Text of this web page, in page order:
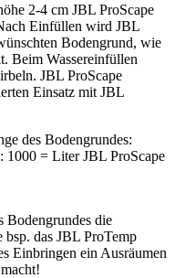
2-4 cm JBL ProScape
Einfüllen wird JBL
Bodengrund, wie
Beim Wassereinfüllen
JBL ProScape
Einsatz mit JBL
des Bodengrundes:
1000 = Liter JBL ProScape
Bodengrundes die
das JBL ProTemp
Einbringen ein Ausräumen